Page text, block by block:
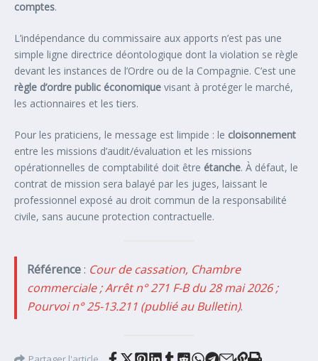
comptes.
L’indépendance du commissaire aux apports n’est pas une
simple ligne directrice déontologique dont la violation se règle
devant les instances de l’Ordre ou de la Compagnie. C’est une
règle d’ordre public économique visant à protéger le marché,
les actionnaires et les tiers.
Pour les praticiens, le message est limpide : le cloisonnement
entre les missions d’audit/évaluation et les missions
opérationnelles de comptabilité doit être étanche. À défaut, le
contrat de mission sera balayé par les juges, laissant le
professionnel exposé au droit commun de la responsabilité
civile, sans aucune protection contractuelle.
Référence: Cour de cassation, Chambre
commerciale ; Arrêt n° 271 F-B du 28 mai 2026 ;
Pourvoi n° 25-13.211 (publié au Bulletin).